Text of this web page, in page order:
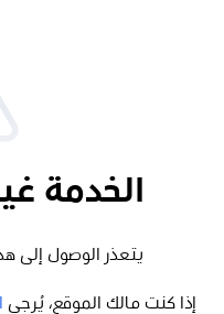
الخدمة
يتعذر الوصول إلى
إذا كنت مالك الموقع، يُرجى